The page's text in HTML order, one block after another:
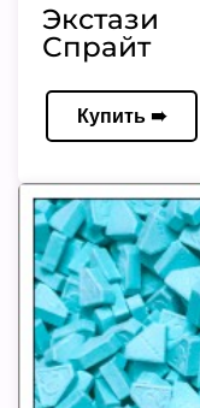
Экстази
Спрайт
Купить ➠